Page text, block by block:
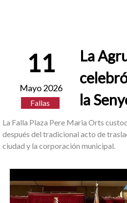
11
Mayo 2026
Fallas
La
la
La Falla Plaza Pere Maria Orts
después del tradicional acto de
ciudad y la corporación municipal.